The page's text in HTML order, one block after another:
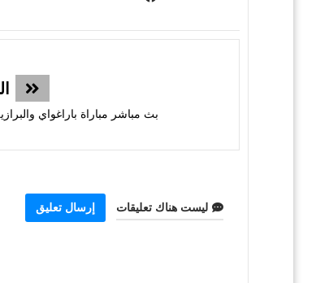
بث مباشر مباراة باراغواي
ليست هناك تعليقات إرسال تعليق